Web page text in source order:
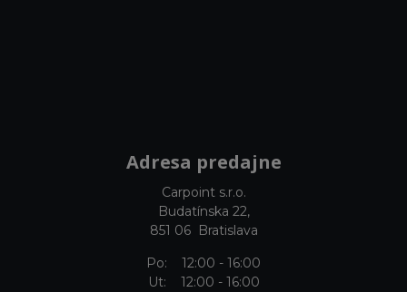
Adresa predajne
Carpoint s.r.o.
Budatínska 22,
851 06 Bratislava
Po: 12:00 - 16:00
Ut: 12:00 - 16:00